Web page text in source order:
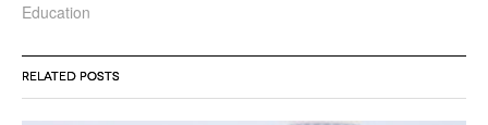
Education
RELATED POSTS